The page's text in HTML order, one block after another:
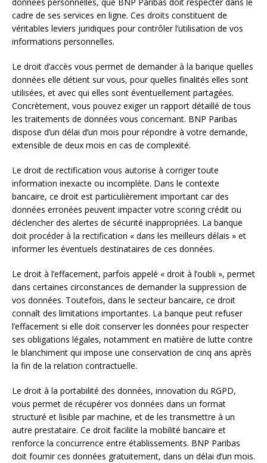
cadre de ses services en ligne. Ces droits constituent de
véritables leviers juridiques pour contrôler l’utilisation de vos
informations personnelles.
Le droit d’accès vous permet de demander à la banque quelles
données elle détient sur vous, pour quelles finalités elles sont
utilisées, et avec qui elles sont éventuellement partagées.
Concrètement, vous pouvez exiger un rapport détaillé de tous
les traitements de données vous concernant. BNP Paribas
dispose d’un délai d’un mois pour répondre à votre demande,
extensible de deux mois en cas de complexité.
Le droit de rectification vous autorise à corriger toute
information inexacte ou incomplète. Dans le contexte
bancaire, ce droit est particulièrement important car des
données erronées peuvent impacter votre scoring crédit ou
déclencher des alertes de sécurité inappropriées. La banque
doit procéder à la rectification « dans les meilleurs délais » et
informer les éventuels destinataires de ces données.
Le droit à l’effacement, parfois appelé « droit à l’oubli », permet
dans certaines circonstances de demander la suppression de
vos données. Toutefois, dans le secteur bancaire, ce droit
connaît des limitations importantes. La banque peut refuser
l’effacement si elle doit conserver les données pour respecter
ses obligations légales, notamment en matière de lutte contre
le blanchiment qui impose une conservation de cinq ans après
la fin de la relation contractuelle.
Le droit à la portabilité des données, innovation du RGPD,
vous permet de récupérer vos données dans un format
structuré et lisible par machine, et de les transmettre à un
autre prestataire. Ce droit facilite la mobilité bancaire et
renforce la concurrence entre établissements. BNP Paribas
doit fournir ces données gratuitement, dans un délai d’un mois.